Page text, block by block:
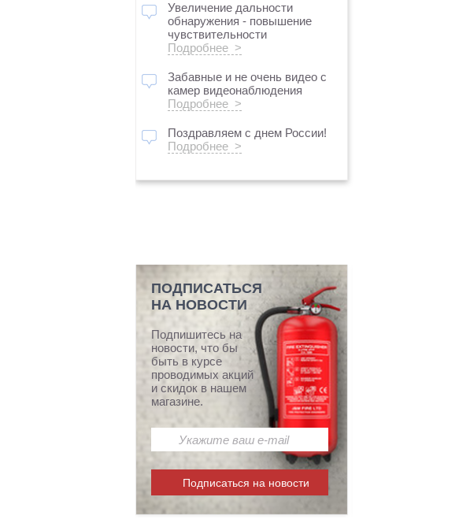
Увеличение дальности
обнаружения - повышение
чувствительности
Подробнее >
Забавные и не очень видео с
камер видеонаблюдения
Подробнее >
Поздравляем с днем России!
Подробнее >
ПОДПИСАТЬСЯ
НА НОВОСТИ
Подпишитесь на
новости, что бы
быть в курсе
проводимых акций
и скидок в нашем
магазине.